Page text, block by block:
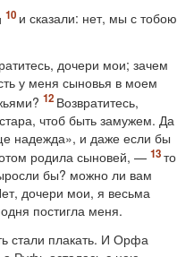
и сказали: нет, мы с тобою
дочери мои; зачем
у меня сыновья в моем
Возвратитесь,
чтоб быть замужем. Да
надежда», и даже если бы
родила сыновей, —
то
бы? можно ли вам
дочери мои, я весьма
постигла меня.
стали плакать. И Орфа